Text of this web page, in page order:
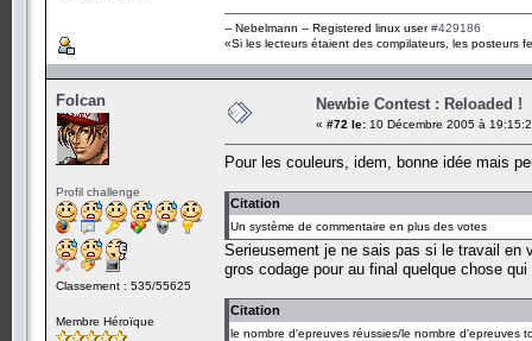
-- Nebelmann -- Registered linux user#429186
«Si les lecteurs étaient des compilateurs, les posteurs
Folcan
Profil challenge
Classement : 535/55625
Membre Héroïque
Newbie Contest : Reloaded !
« #72 le: 10 Décembre 2005 à
Pour les couleurs, idem, bonne idée mais
Citation
Un système de commentaire en plus des votes
Serieusement je ne sais pas si le travail en
gros codage pour au final quelque chose
Citation
le nombre d'epreuves réussies/le nombre d'epreuves